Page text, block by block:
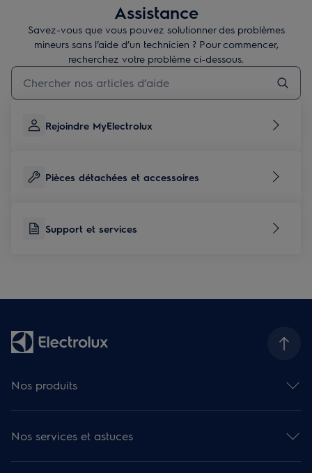
Durée du programme "Eco 40-60" en heures et en minutes.
Consommation d’eau pour un cycle "Eco 40-60".
Niveau sonore pendant l’essorage exprimé en dB (A) et
catégorie de niveau sonore.
Assistance
Savez-vous que vous pouvez solutionner des problèmes
mineurs sans l’aide d’un technicien ? Pour commencer,
recherchez votre problème ci-dessous.
Taper pour rechercher des articles de conseils
Rejoindre MyElectrolux
Pièces détachées et accessoires
Support et services
Nos produits
Plaques de cuisson
Hottes
Réfrigérateurs et caves à vin
Nos services et astuces